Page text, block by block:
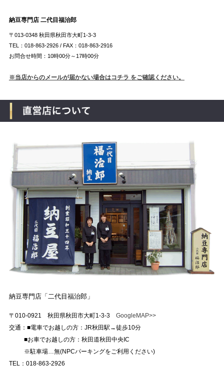
納豆専門店 二代目福治郎
〒013-0348 秋田県秋田市大町1-3-3
TEL：018-863-2926 / FAX：018-863-2916
お問合せ時間：10時00分～17時00分
※当店からのメールが届かない場合はコチラ をご確認ください。
納豆専門店「二代目福治郎」
〒010-0921 秋田県秋田市大町1-3-3 GoogleMAP>>
交通：■電車でお越しの方：JR秋田駅→徒歩10分
■お車でお越しの方：秋田道秋田中央IC
※駐車場…無(NPCパーキングをご利用ください)
TEL：018-863-2926